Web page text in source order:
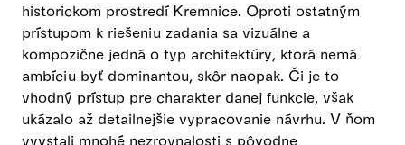
historickom prostredí Kremnice. Oproti ostatným
prístupom k riešeniu zadania sa vizuálne a
kompozične jedná o typ architektúry, ktorá nemá
ambíciu byť dominantou, skôr naopak. Či je to
vhodný prístup pre charakter danej funkcie, však
ukázalo až detailnejšie vypracovanie návrhu. V ňom
vyvstali mnohé nezrovnalosti s pôvodne